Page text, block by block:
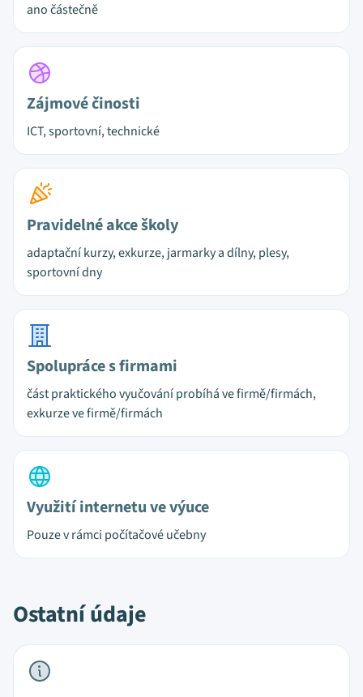
ano částečně
Zájmové činosti
ICT, sportovní, technické
Pravidelné akce školy
adaptační kurzy, exkurze, jarmarky a dílny, plesy,
sportovní dny
Spolupráce s firmami
část praktického vyučování probíhá ve firmě/firmách,
exkurze ve firmě/firmách
Využití internetu ve výuce
Pouze v rámci počítačové učebny
Ostatní údaje